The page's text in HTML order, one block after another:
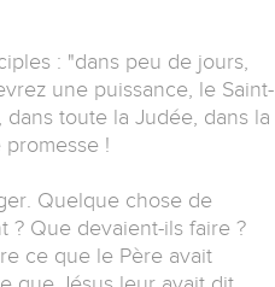
: "dans peu de jours,
une puissance, le Saint-
toute la Judée, dans la
promesse !
Quelque chose de
? Que devaient-ils faire ?
ce que le Père avait